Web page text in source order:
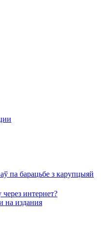
па барацьбе з карупцыяй
интернет?
на издания